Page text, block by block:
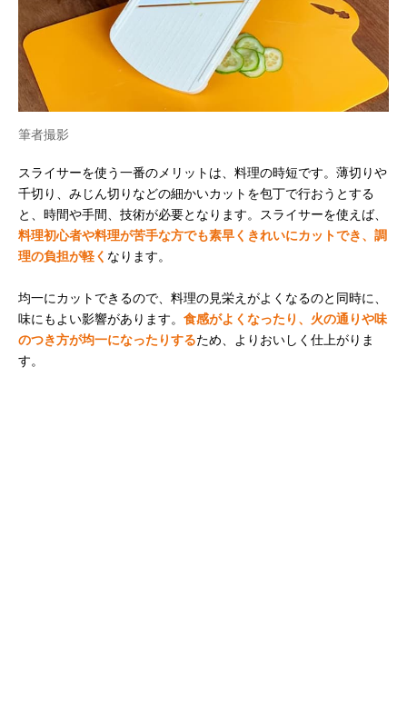
筆者撮影
スライサーを使う一番のメリットは、料理の時短です。薄切りや
千切り、みじん切りなどの細かいカットを包丁で行おうとする
と、時間や手間、技術が必要となります。スライサーを使えば、
料理初心者や料理が苦手な方でも素早くきれいにカットでき、調
理の負担が軽く なります。
均一にカットできるので、料理の見栄えがよくなるのと同時に、
味にもよい影響があります。 食感がよくなったり、火の通りや味
のつき方が均一になったりするため、よりおいしく仕上がりま
す。